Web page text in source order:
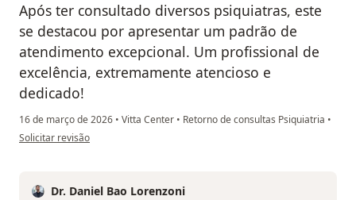
Após ter consultado diversos psiquiatras, este
se destacou por apresentar um padrão de
atendimento excepcional. Um profissional de
excelência, extremamente atencioso e
dedicado!
16 de março de 2026 • Vitta Center • Retorno de consultas Psiquiatria •
na opinião do utilizador Andrei Ruppenthal Siluk
Solicitar revisão
Dr. Daniel Bao Lorenzoni